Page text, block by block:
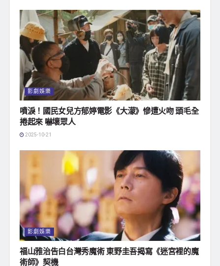
影劇娛樂
噴淚！國民女兒方郁婷電影《大濛》慘遭火吻 頭毛全
捲起來 嚇壞眾人
2025-10-21
影劇娛樂
福山雅治告白台灣秀魔術 東野圭吾揭寫《迷宮裡的魔
術師》契機